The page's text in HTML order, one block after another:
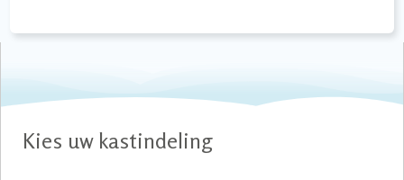
Kies uw kastindeling